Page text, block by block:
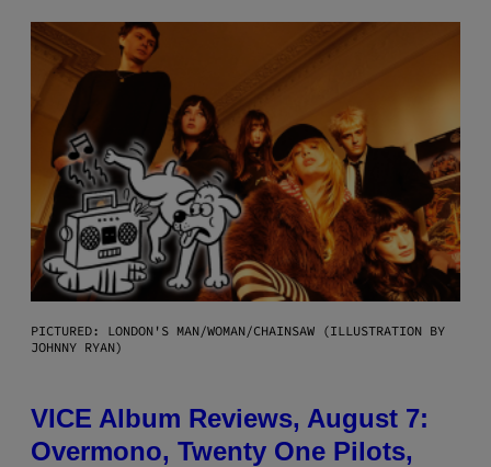
PICTURED: LONDON'S MAN/WOMAN/CHAINSAW (ILLUSTRATION BY
JOHNNY RYAN)
VICE Album Reviews, August 7:
Overmono, Twenty One Pilots,